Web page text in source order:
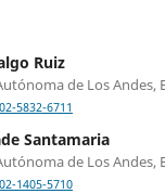
Ruiz
de Los Andes,
5832-6711
Santamaria
de Los Andes,
1405-5710